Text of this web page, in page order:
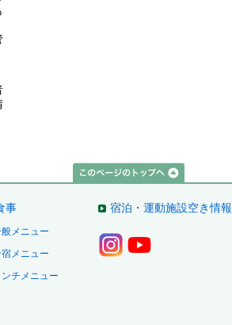
事
メニュー
メニュー
ンチメニュー
宿泊・運動施設空き情報